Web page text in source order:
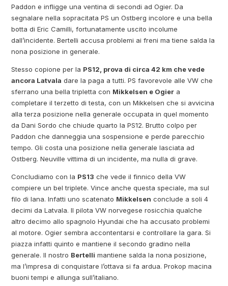
Paddon e infligge una ventina di secondi ad Ogier. Da
segnalare nella sopracitata PS un Ostberg incolore e una bella
botta di Eric Camilli, fortunatamente uscito incolume
dall’incidente. Bertelli accusa problemi ai freni ma tiene salda la
nona posizione in generale.
Stesso copione per la PS12, prova di circa 42 km che vede
ancora Latvala dare la paga a tutti. PS favorevole alle VW che
sferrano una bella tripletta con Mikkelsen e Ogier a
completare il terzetto di testa, con un Mikkelsen che si avvicina
alla terza posizione nella generale occupata in quel momento
da Dani Sordo che chiude quarto la PS12. Brutto colpo per
Paddon che danneggia una sospensione e perde parecchio
tempo. Gli costa una posizione nella generale lasciata ad
Ostberg. Neuville vittima di un incidente, ma nulla di grave.
Concludiamo con la PS13 che vede il finnico della VW
compiere un bel triplete. Vince anche questa speciale, ma sul
filo di lana. Infatti uno scatenato Mikkelsen conclude a soli 4
decimi da Latvala. Il pilota VW norvegese rosicchia qualche
altro decimo allo spagnolo Hyundai che ha accusato problemi
al motore. Ogier sembra accontentarsi e controllare la gara. Si
piazza infatti quinto e mantiene il secondo gradino nella
generale. Il nostro Bertelli mantiene salda la nona posizione,
ma l’impresa di conquistare l’ottava si fa ardua. Prokop macina
buoni tempi e allunga sull’italiano.